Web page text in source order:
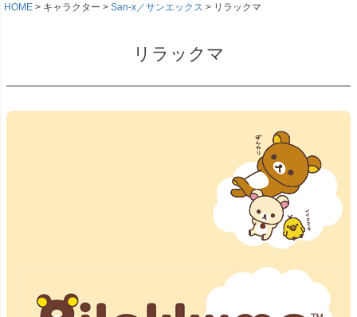
HOME キャラクター San-x／サンエックス リラックマ
リラックマ